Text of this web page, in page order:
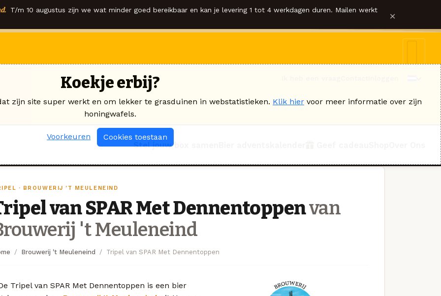
T/m 10 augustus zijn we wat minder goed bereikbaar en kan je levering 1 tot 4 werkdagen duren. Mailen werkt ×
Stel jouw box samen
· BROUWERIJ 'T MEULENEIND
van SPAR Met Dennentoppenvan
't Meuleneind
Brouwerij 't Meuleneind Tripel van SPAR Met Dennentoppen
Tripel van SPAR Met Dennentoppen is een bier
Koekje erbij?
zijn site super werkt en om lekker te grasduinen in webstatistieken. Klik hier voor meer informatie over zijn
honingwafels.
Voorkeuren Cookies toestaan